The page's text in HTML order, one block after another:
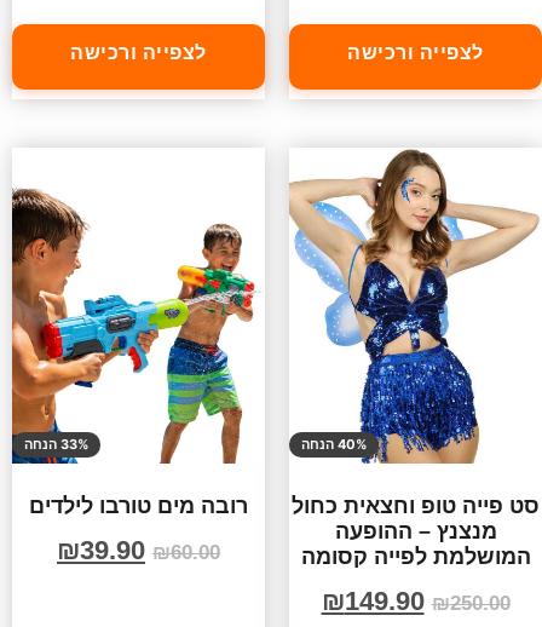
לצפייה ורכישה לצפייה ורכישה
40% הנחה
סט פייה טופ וחצאית כחול
מנצנץ – ההופעה
המושלמת לפייה קסומה
₪250.00
₪149.90
33% הנחה
רובה מים טורבו לילדים
₪60.00
₪39.90